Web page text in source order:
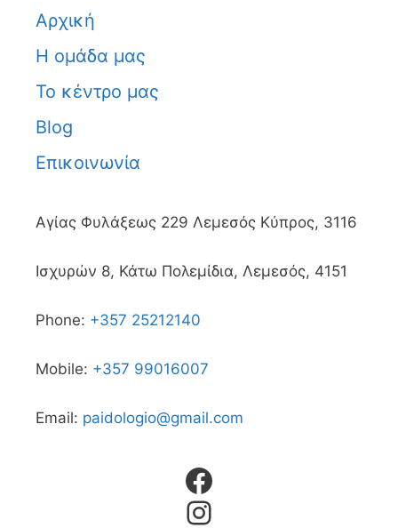
Αρχική
Η ομάδα μας
Το κέντρο μας
Blog
Επικοινωνία
Αγίας Φυλάξεως 229 Λεμεσός Κύπρος, 3116
Ισχυρών 8, Κάτω Πολεμίδια, Λεμεσός, 4151
Phone: +357 25212140
Mobile: +357 99016007
Email: paidologio@gmail.com